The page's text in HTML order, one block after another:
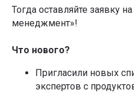
Тогда оставляйте заявку
менеджмент»!
Что нового?
Пригласили новых
экспертов с
бизнес-метрик, проработайте или
продукт прямо на курсе за
Подписывайтесь
рассылку со